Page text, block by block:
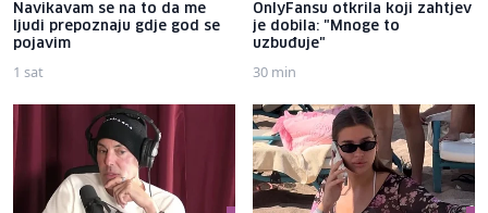
Navikavam se na to da me
ljudi prepoznaju gdje god se
pojavim
1 sat
OnlyFansu otkrila koji zahtjev
je dobila: "Mnoge to
uzbuđuje"
30 min